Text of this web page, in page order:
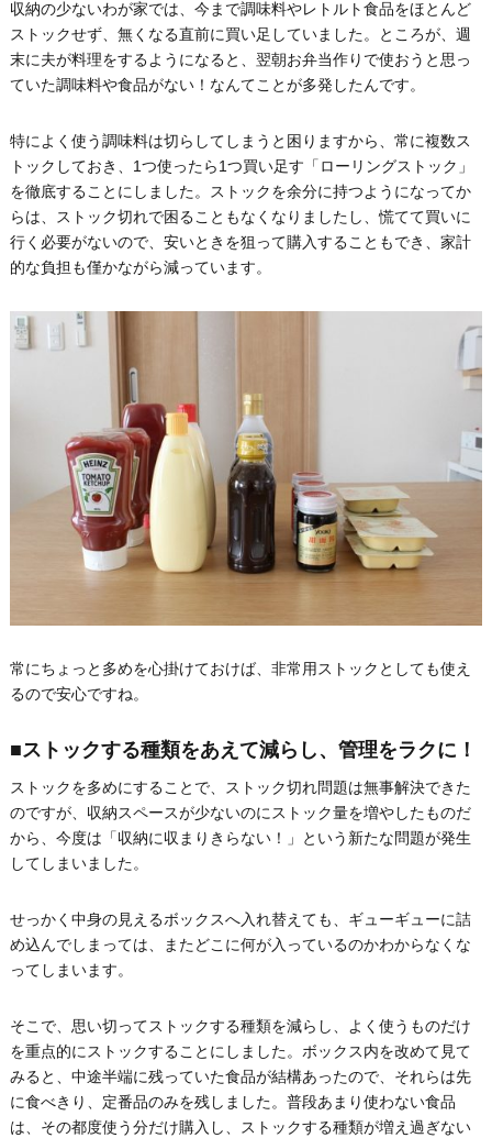
収納の少ないわが家では、今まで調味料やレトルト食品をほとんど
ストックせず、無くなる直前に買い足していました。ところが、週
末に夫が料理をするようになると、翌朝お弁当作りで使おうと思っ
ていた調味料や食品がない！なんてことが多発したんです。
特によく使う調味料は切らしてしまうと困りますから、常に複数ス
トックしておき、1つ使ったら1つ買い足す「ローリングストック」
を徹底することにしました。ストックを余分に持つようになってか
らは、ストック切れで困ることもなくなりましたし、慌てて買いに
行く必要がないので、安いときを狙って購入することもでき、家計
的な負担も僅かながら減っています。
常にちょっと多めを心掛けておけば、非常用ストックとしても使え
るので安心ですね。
■ストックする種類をあえて減らし、管理をラクに！
ストックを多めにすることで、ストック切れ問題は無事解決できた
のですが、収納スペースが少ないのにストック量を増やしたものだ
から、今度は「収納に収まりきらない！」という新たな問題が発生
してしまいました。
せっかく中身の見えるボックスへ入れ替えても、ギューギューに詰
め込んでしまっては、またどこに何が入っているのかわからなくな
ってしまいます。
そこで、思い切ってストックする種類を減らし、よく使うものだけ
を重点的にストックすることにしました。ボックス内を改めて見て
みると、中途半端に残っていた食品が結構あったので、それらは先
に食べきり、定番品のみを残しました。普段あまり使わない食品
は、その都度使う分だけ購入し、ストックする種類が増え過ぎない